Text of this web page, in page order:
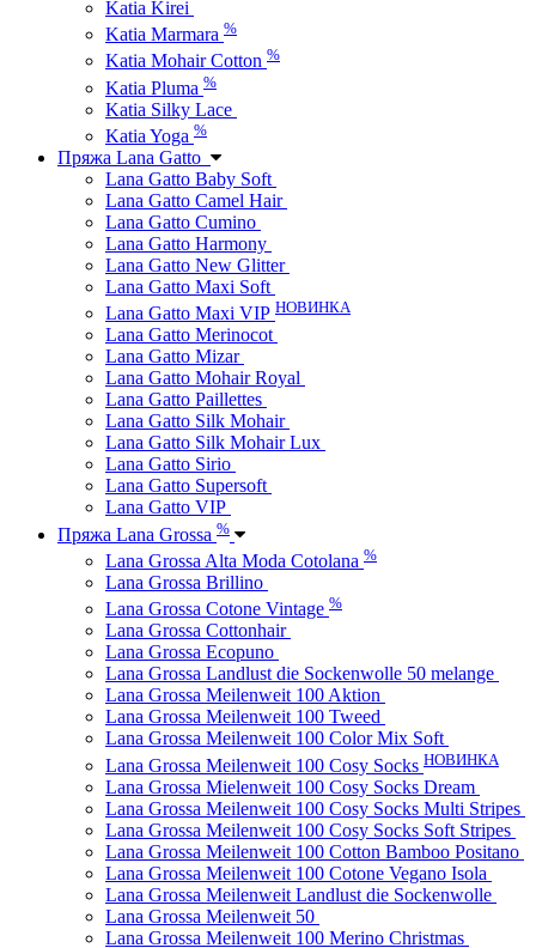
Katia Kirei
Katia Marmara %
Katia Mohair Cotton %
Katia Pluma %
Katia Silky Lace
Katia Yoga %
Пряжа Lana Gatto
Lana Gatto Baby Soft
Lana Gatto Camel Hair
Lana Gatto Cumino
Lana Gatto Harmony
Lana Gatto New Glitter
Lana Gatto Maxi Soft
Lana Gatto Maxi VIP НОВИНКА
Lana Gatto Merinocot
Lana Gatto Mizar
Lana Gatto Mohair Royal
Lana Gatto Paillettes
Lana Gatto Silk Mohair
Lana Gatto Silk Mohair Lux
Lana Gatto Sirio
Lana Gatto Supersoft
Lana Gatto VIP
Пряжа Lana Grossa %
Lana Grossa Alta Moda Cotolana %
Lana Grossa Brillino
Lana Grossa Cotone Vintage %
Lana Grossa Cottonhair
Lana Grossa Ecopuno
Lana Grossa Landlust die Sockenwolle 50 melange
Lana Grossa Meilenweit 100 Aktion
Lana Grossa Meilenweit 100 Tweed
Lana Grossa Meilenweit 100 Color Mix Soft
Lana Grossa Meilenweit 100 Cosy Socks НОВИНКА
Lana Grossa Mielenweit 100 Cosy Socks Dream
Lana Grossa Meilenweit 100 Cosy Socks Multi Stripes
Lana Grossa Meilenweit 100 Cosy Socks Soft Stripes
Lana Grossa Meilenweit 100 Cotton Bamboo Positano
Lana Grossa Meilenweit 100 Cotone Vegano Isola
Lana Grossa Meilenweit Landlust die Sockenwolle
Lana Grossa Meilenweit 50
Lana Grossa Meilenweit 100 Merino Christmas